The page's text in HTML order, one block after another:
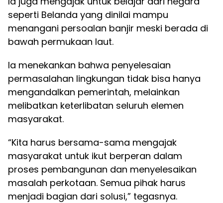
seperti Belanda yang dinilai mampu
menangani persoalan banjir meski berada di
bawah permukaan laut.
Ia menekankan bahwa penyelesaian
permasalahan lingkungan tidak bisa hanya
mengandalkan pemerintah, melainkan
melibatkan keterlibatan seluruh elemen
masyarakat.
“Kita harus bersama-sama mengajak
masyarakat untuk ikut berperan dalam
proses pembangunan dan menyelesaikan
masalah perkotaan. Semua pihak harus
menjadi bagian dari solusi,” tegasnya.